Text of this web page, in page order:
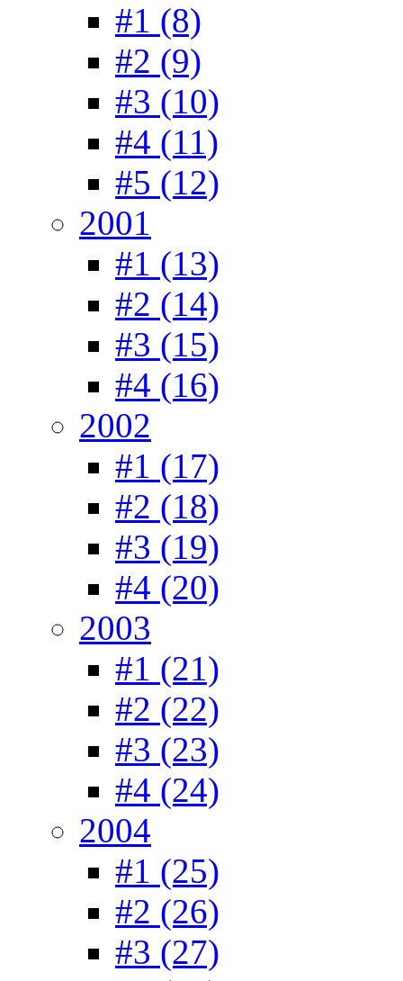
#1 (8)
#2 (9)
#3 (10)
#4 (11)
#5 (12)
2001
#1 (13)
#2 (14)
#3 (15)
#4 (16)
2002
#1 (17)
#2 (18)
#3 (19)
#4 (20)
2003
#1 (21)
#2 (22)
#3 (23)
#4 (24)
2004
#1 (25)
#2 (26)
#3 (27)